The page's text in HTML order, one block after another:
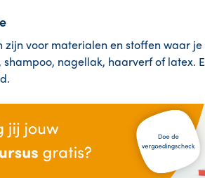
zijn voor materialen en stoffen waar
nagellak, haarverf of latex.